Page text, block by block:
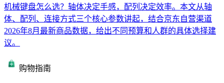
机械键盘怎么选？轴体决定手感，配列决定效率。本文从轴
体、配列、连接方式三个核心参数讲起，结合京东自营渠道
2026年8月最新商品数据，给出不同预算和人群的具体选择建
议。
购物指南